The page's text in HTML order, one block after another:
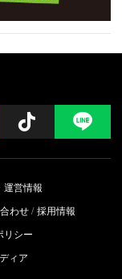
Follow
運営情報
わせ 採用情報
リシー
ィア